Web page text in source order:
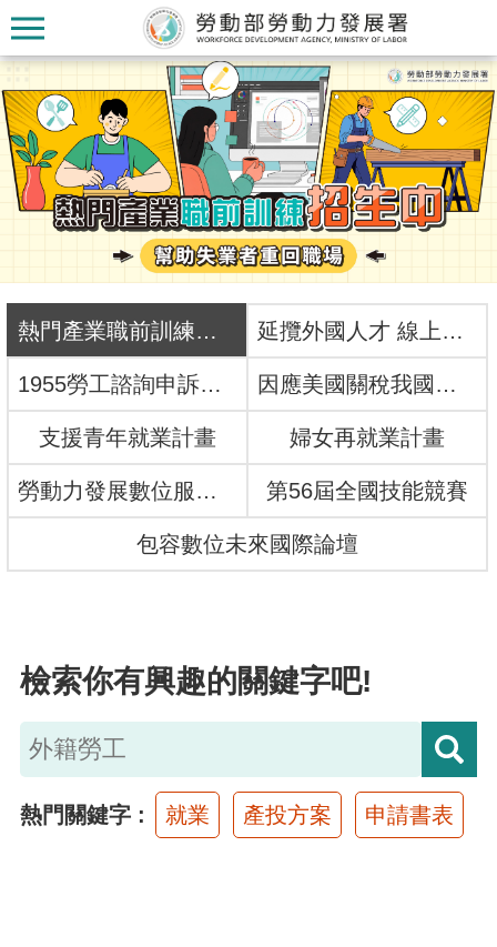
跳到主要內容區塊
本
署
訊
發
布
為
務
業
務
專
:::
:::
熱門產業職前訓練招生中 延攬外國人才 線上一網搞定！
1955勞工諮詢申訴專線 因應美國關稅我國出口供應鏈支持方案
支援青年就業計畫 婦女再就業計畫
勞動力發展數位服務平台 第56屆全國技能競賽
包容數位未來國際論壇
檢索你有興趣的關鍵字吧!
熱門關鍵字 就業 產投方案 申請書表